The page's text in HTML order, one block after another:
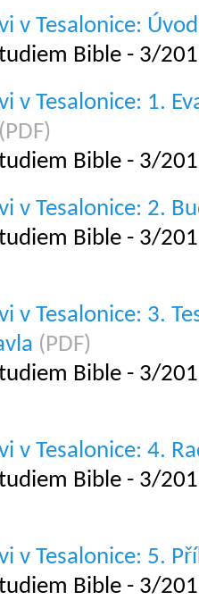
v Tesalonice: Úvod
Bible - 3/
v Tesalonice: 1.
(PDF)
Bible - 3/
v Tesalonice: 2.
Bible - 3/
v Tesalonice: 3.
(PDF)
Bible - 3/
v Tesalonice: 4.
Bible - 3/
v Tesalonice: 5.
Bible - 3/